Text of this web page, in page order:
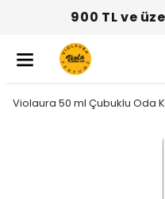
900 TL ve
Violaura 50 ml Çubuklu Oda